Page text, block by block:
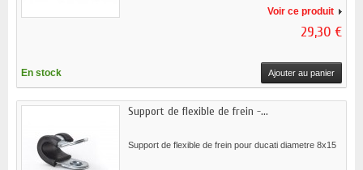
Voir ce produit
29,30 €
En stock Ajouter au panier
Support de flexible de frein -...
Support de flexible de frein pour ducati diametre 8x15